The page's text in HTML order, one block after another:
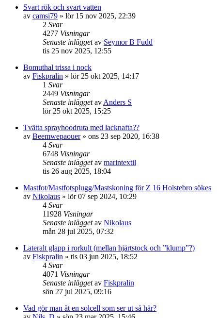
Svart rök och svart vatten
av camsi79 » lör 15 nov 2025, 22:39
2 Svar
4277 Visningar
Senaste inläggetav Seymor B Fudd
tis 25 nov 2025, 12:55
Bomuthal trissa i nock
av Fiskpralin » lör 25 okt 2025, 14:17
1 Svar
2449 Visningar
Senaste inläggetav Anders S
lör 25 okt 2025, 15:25
Tvätta sprayhoodruta med lacknafta??
av Beemwepaouer» ons 23 sep 2020, 16:38
4 Svar
6748 Visningar
Senaste inläggetav marintextil
tis 26 aug 2025, 18:04
Mastfot/Mastfotsplugg/Mastskoning för Z 16 Holstebro sökes
av Nikolaus » lör 07 sep 2024, 10:29
4 Svar
11928 Visningar
Senaste inläggetav Nikolaus
mån 28 jul 2025, 07:32
Lateralt glapp i rorkult (mellan hjärtstock och ”klump”?)
av Fiskpralin » tis 03 jun 2025, 18:52
4 Svar
4071 Visningar
Senaste inläggetav Fiskpralin
sön 27 jul 2025, 09:16
Vad gör man åt en solcell som ser ut så här?